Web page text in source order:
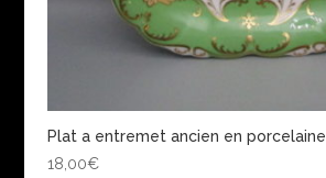
Plat a entremet ancien en porcelaine
18,00€